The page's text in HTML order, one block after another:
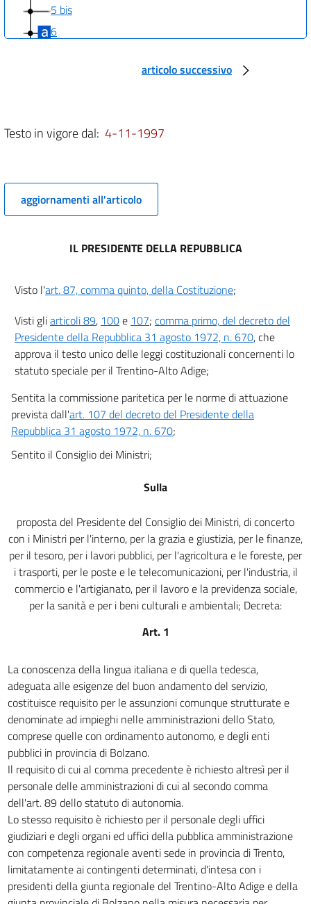
5 bis
6
Titolo II
10
12
12 bis
13 bis
14
16
17
18
18 bis
18 ter
19
20
21
22
23
24
25
28
29
30
31
32
32 bis
32 ter
32 quater
32 quinquies
32 sexies
Titolo III
articolo successivo
Testo in vigore dal: 4-11-1997
aggiornamenti all'articolo
IL PRESIDENTE DELLA REPUBBLICA
Visto l'art. 87, comma quinto, della Costituzione;
Visti gliarticoli 89, 100e 107; comma primo, del decreto del
Presidente della Repubblica 31 agosto 1972, n. 670, che
approva il testo unico delle leggi costituzionali concernenti lo
statuto speciale per il Trentino-Alto Adige;
Sentita la commissione paritetica per le norme di attuazione
prevista dall'art. 107 del decreto del Presidente della
Repubblica 31 agosto 1972, n. 670;
Sentito il Consiglio dei Ministri;
Sulla
proposta del Presidente del Consiglio dei Ministri, di concerto
con i Ministri per l'interno, per la grazia e giustizia, per le finanze,
per il tesoro, per i lavori pubblici, per l'agricoltura e le foreste, per
i trasporti, per le poste e le telecomunicazioni, per l'industria, il
commercio e l'artigianato, per il lavoro e la previdenza sociale,
per la sanità e per i beni culturali e ambientali; Decreta:
Art. 1
La conoscenza della lingua italiana e di quella tedesca,
adeguata alle esigenze del buon andamento del servizio,
costituisce requisito per le assunzioni comunque strutturate e
denominate ad impieghi nelle amministrazioni dello Stato,
comprese quelle con ordinamento autonomo, e degli enti
pubblici in provincia di Bolzano.
Il requisito di cui al comma precedente è richiesto altresì per il
personale delle amministrazioni di cui al secondo comma
dell'art. 89 dello statuto di autonomia.
Lo stesso requisito è richiesto per il personale degli uffici
giudiziari e degli organi ed uffici della pubblica amministrazione
con competenza regionale aventi sede in provincia di Trento,
limitatamente ai contingenti determinati, d'intesa con i
presidenti della giunta regionale del Trentino-Alto Adige e della